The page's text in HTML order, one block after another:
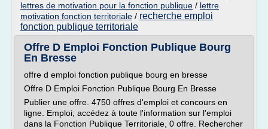
lettres de motivation pour la fonction publique / lettre
motivation fonction territoriale / recherche emploi
fonction publique territoriale
Offre D Emploi Fonction Publique Bourg
En Bresse
offre d emploi fonction publique bourg en bresse
Offre D Emploi Fonction Publique Bourg En Bresse
Publier une offre. 4750 offres d'emploi et concours en
ligne. Emploi; accédez à toute l'information sur l'emploi
dans la Fonction Publique Territoriale, 0 offre. Rechercher